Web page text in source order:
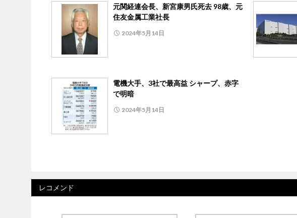
元関経連会長、新宮康男氏死去 98歳、元
住友金属工業社長
2024年5月14日
電機大手、3社で最高益 シャープ、赤字
で明暗
2024年5月14日
レコメンド